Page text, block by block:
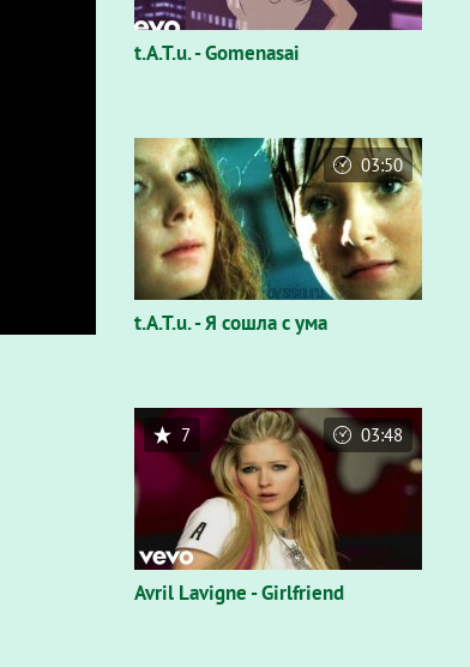
t.A.T.u. - Gomenasai
t.A.T.u. - Я сошла с ума
03:50
Avril Lavigne - Girlfriend
7 03:48